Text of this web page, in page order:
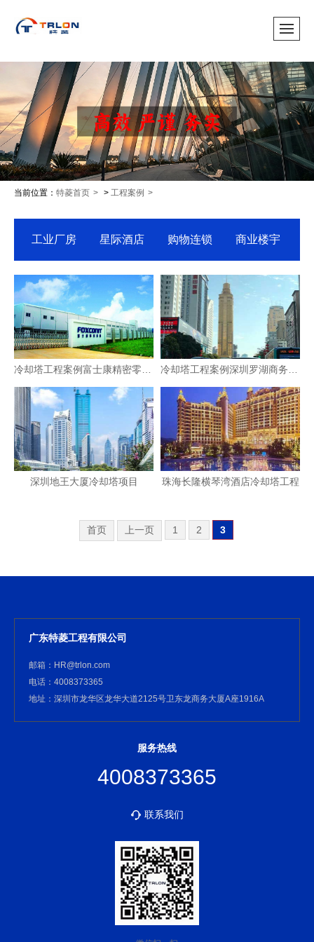
当前位置： 特菱首页 > 工程案例
工业厂房 星际酒店 购物连锁 商业楼宇
深圳地王大厦冷却塔项目 珠海长隆横琴湾酒店冷却塔工程
首页 上一页 1 2 3
广东特菱工程有限公司
邮箱：HR@trlon.com
电话：4008373365
地址：深圳市龙华区龙华大道2125号卫东龙商务大厦A座1916A
服务热线
4008373365
联系我们